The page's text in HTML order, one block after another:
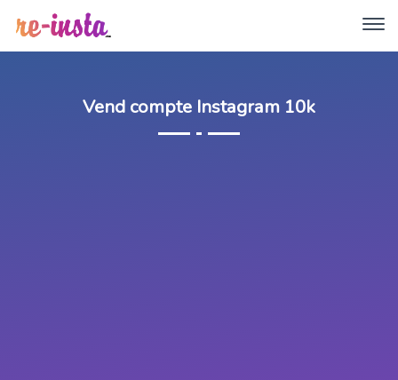
Vend compte Instagram 10k